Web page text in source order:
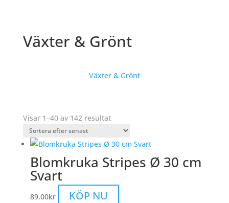
Växter & Grönt
Växter & Grönt
Visar 1–40 av 142 resultatSortera
efter
senaste
Blomkruka Stripes Ø 30 cm
Svart
89.00kr KÖP NU